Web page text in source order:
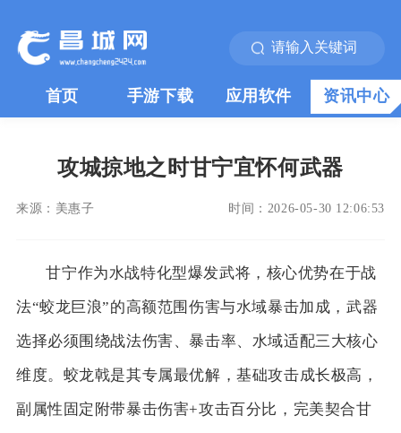
首页 手游下载 应用软件 资讯中心
攻城掠地之时甘宁宜怀何武器
来源： 美惠子 时间： 2026-05-30 12:06:53
甘宁作为水战特化型爆发武将，核心优势在于战
法“蛟龙巨浪”的高额范围伤害与水域暴击加成，武器
选择必须围绕战法伤害、暴击率、水域适配三大核心
维度。蛟龙戟是其专属最优解，基础攻击成长极高，
副属性固定附带暴击伤害+攻击百分比，完美契合甘